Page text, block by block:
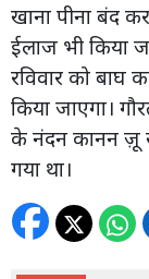
खाना पीना बंद
ईलाज भी किया
रविवार को बाघ
किया जाएगा।
के नंदन कानन ज़ू
गया था।